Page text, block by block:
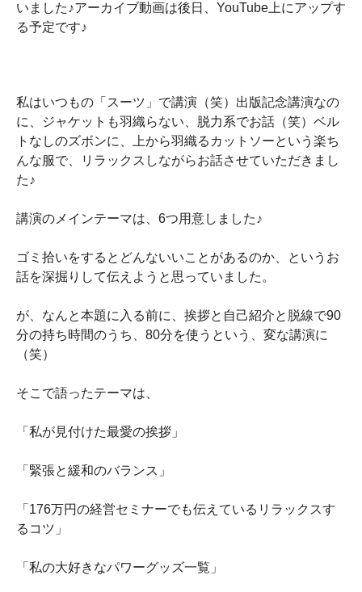
いました♪アーカイブ動画は後日、YouTube上にアップす
る予定です♪
私はいつもの「スーツ」で講演（笑）出版記念講演なの
に、ジャケットも羽織らない、脱力系でお話（笑）ベル
トなしのズボンに、上から羽織るカットソーという楽ち
んな服で、リラックスしながらお話させていただきまし
た♪
講演のメインテーマは、6つ用意しました♪
ゴミ拾いをするとどんないいことがあるのか、というお
話を深掘りして伝えようと思っていました。
が、なんと本題に入る前に、挨拶と自己紹介と脱線で90
分の持ち時間のうち、80分を使うという、変な講演に
（笑）
そこで語ったテーマは、
「私が見付けた最愛の挨拶」
「緊張と緩和のバランス」
「176万円の経営セミナーでも伝えているリラックスす
るコツ」
「私の大好きなパワーグッズ一覧」